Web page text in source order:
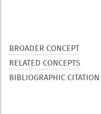
BROADER CONCEPT
RELATED CONCEPTS
BIBLIOGRAPHIC CITATION